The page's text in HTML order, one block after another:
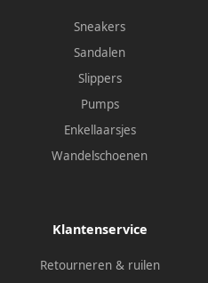
Sneakers
Sandalen
Slippers
Pumps
Enkellaarsjes
Wandelschoenen
Klantenservice
Retourneren & ruilen